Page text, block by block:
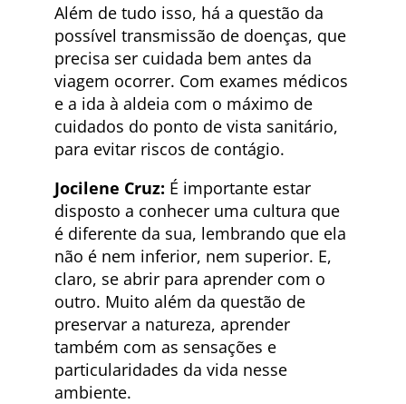
Além de tudo isso, há a questão da
possível transmissão de doenças, que
precisa ser cuidada bem antes da
viagem ocorrer. Com exames médicos
e a ida à aldeia com o máximo de
cuidados do ponto de vista sanitário,
para evitar riscos de contágio.
Jocilene Cruz: É importante estar
disposto a conhecer uma cultura que
é diferente da sua, lembrando que ela
não é nem inferior, nem superior. E,
claro, se abrir para aprender com o
outro. Muito além da questão de
preservar a natureza, aprender
também com as sensações e
particularidades da vida nesse
ambiente.